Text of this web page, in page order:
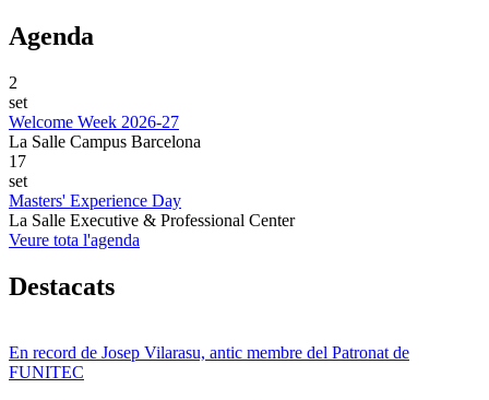
Agenda
2
set
Welcome Week 2026-27
La Salle Campus Barcelona
17
set
Masters' Experience Day
La Salle Executive & Professional Center
Veure tota l'agenda
Destacats
En record de Josep Vilarasu, antic membre del Patronat de
FUNITEC